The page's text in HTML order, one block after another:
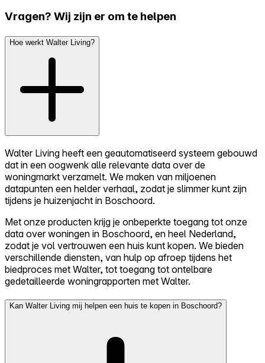
Vragen? Wij zijn er om te helpen
Hoe werkt Walter Living?
Walter Living heeft een geautomatiseerd systeem gebouwd
dat in een oogwenk alle relevante data over de
woningmarkt verzamelt. We maken van miljoenen
datapunten een helder verhaal, zodat je slimmer kunt zijn
tijdens je huizenjacht in Boschoord.
Met onze producten krijg je onbeperkte toegang tot onze
data over woningen in Boschoord, en heel Nederland,
zodat je vol vertrouwen een huis kunt kopen. We bieden
verschillende diensten, van hulp op afroep tijdens het
biedproces met Walter, tot toegang tot ontelbare
gedetailleerde woningrapporten met Walter.
Kan Walter Living mij helpen een huis te kopen in Boschoord?